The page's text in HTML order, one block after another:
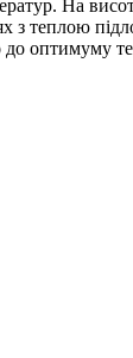
На
з теплою
до оптимуму